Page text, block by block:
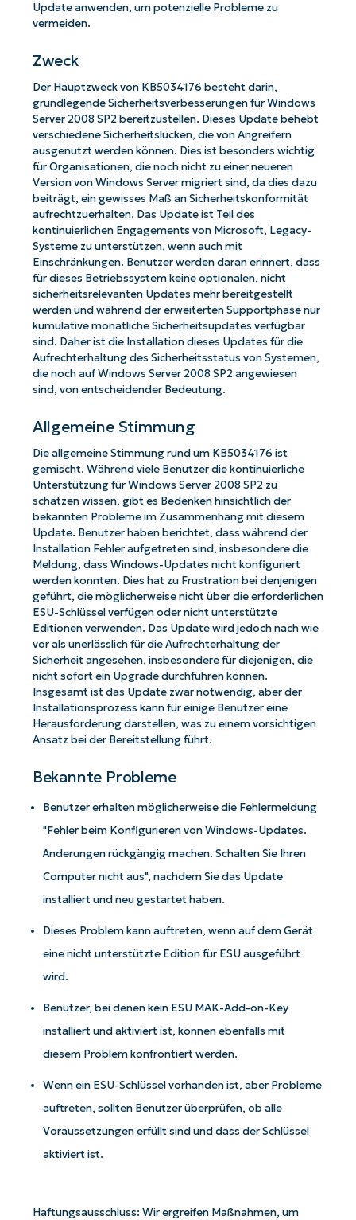
Update anwenden, um potenzielle Probleme zu
vermeiden.
Zweck
Der Hauptzweck von KB5034176 besteht darin,
grundlegende Sicherheitsverbesserungen für Windows
Server 2008 SP2 bereitzustellen. Dieses Update behebt
verschiedene Sicherheitslücken, die von Angreifern
ausgenutzt werden können. Dies ist besonders wichtig
für Organisationen, die noch nicht zu einer neueren
Version von Windows Server migriert sind, da dies dazu
beiträgt, ein gewisses Maß an Sicherheitskonformität
aufrechtzuerhalten. Das Update ist Teil des
kontinuierlichen Engagements von Microsoft, Legacy-
Systeme zu unterstützen, wenn auch mit
Einschränkungen. Benutzer werden daran erinnert, dass
für dieses Betriebssystem keine optionalen, nicht
sicherheitsrelevanten Updates mehr bereitgestellt
werden und während der erweiterten Supportphase nur
kumulative monatliche Sicherheitsupdates verfügbar
sind. Daher ist die Installation dieses Updates für die
Aufrechterhaltung des Sicherheitsstatus von Systemen,
die noch auf Windows Server 2008 SP2 angewiesen
sind, von entscheidender Bedeutung.
Allgemeine Stimmung
Die allgemeine Stimmung rund um KB5034176 ist
gemischt. Während viele Benutzer die kontinuierliche
Unterstützung für Windows Server 2008 SP2 zu
schätzen wissen, gibt es Bedenken hinsichtlich der
bekannten Probleme im Zusammenhang mit diesem
Update. Benutzer haben berichtet, dass während der
Installation Fehler aufgetreten sind, insbesondere die
Meldung, dass Windows-Updates nicht konfiguriert
werden konnten. Dies hat zu Frustration bei denjenigen
geführt, die möglicherweise nicht über die erforderlichen
ESU-Schlüssel verfügen oder nicht unterstützte
Editionen verwenden. Das Update wird jedoch nach wie
vor als unerlässlich für die Aufrechterhaltung der
Sicherheit angesehen, insbesondere für diejenigen, die
nicht sofort ein Upgrade durchführen können.
Insgesamt ist das Update zwar notwendig, aber der
Installationsprozess kann für einige Benutzer eine
Herausforderung darstellen, was zu einem vorsichtigen
Ansatz bei der Bereitstellung führt.
Bekannte Probleme
Benutzer erhalten möglicherweise die Fehlermeldung
"Fehler beim Konfigurieren von Windows-Updates.
Änderungen rückgängig machen. Schalten Sie Ihren
Computer nicht aus", nachdem Sie das Update
installiert und neu gestartet haben.
Dieses Problem kann auftreten, wenn auf dem Gerät
eine nicht unterstützte Edition für ESU ausgeführt
wird.
Benutzer, bei denen kein ESU MAK-Add-on-Key
installiert und aktiviert ist, können ebenfalls mit
diesem Problem konfrontiert werden.
Wenn ein ESU-Schlüssel vorhanden ist, aber Probleme
auftreten, sollten Benutzer überprüfen, ob alle
Voraussetzungen erfüllt sind und dass der Schlüssel
aktiviert ist.
Haftungsausschluss: Wir ergreifen Maßnahmen, um
Starten Sie mit NinjaOne AI-gesteuerten
KB-Analysen!